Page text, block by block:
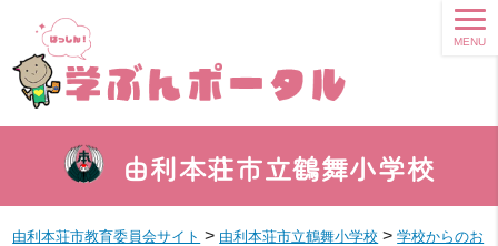
由利本荘市立鶴舞小学校
MENU
由利本荘市教育委員会サイト > 由利本荘市立鶴舞小学校 >学校からのお